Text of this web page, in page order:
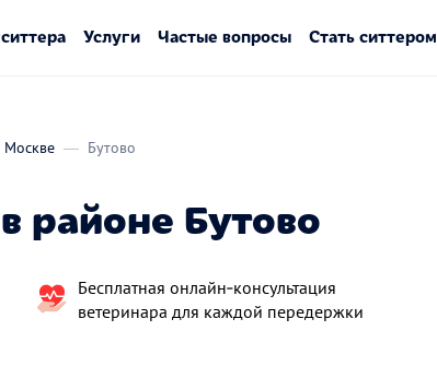
Услуги Частые вопросы Стать ситтером
Москве Бутово
районе Бутово
Бесплатная онлайн‑консультация
ветеринара для каждой передержки